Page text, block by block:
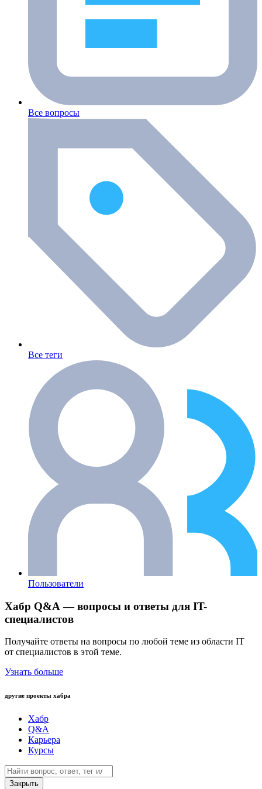
Все вопросы
Все теги
Пользователи
Хабр Q&A — вопросы и ответы для IT-
специалистов
Получайте ответы на вопросы по любой теме из области IT
от специалистов в этой теме.
Узнать больше
другие проекты хабра
Хабр
Q&A
Карьера
Курсы
Закрыть